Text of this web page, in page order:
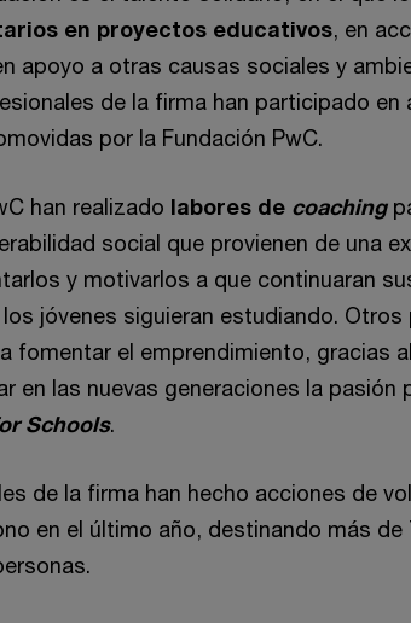
en proyectos educativos, en
apoyo a otras causas sociales y
de la firma han participado en
por la Fundación PwC.
han realizado labores de coaching
social que provienen de una
y motivarlos a que continuaran
jóvenes siguieran estudiando.
fomentar el emprendimiento, gracias al
en las nuevas generaciones la pasión
Schools.
de la firma han hecho acciones de
en el último año, destinando más de